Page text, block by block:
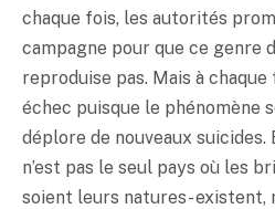
chaque fois, les autorités
campagne pour que ce genre
reproduise pas. Mais à
échec puisque le phénomène
déplore de nouveaux suicides.
n’est pas le seul pays où les
soient leurs natures - existent,